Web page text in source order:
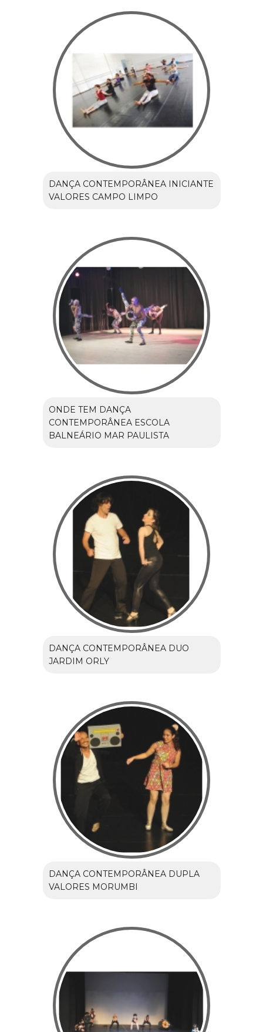
DANÇA CONTEMPORÂNEA INICIANTE
VALORES CAMPO LIMPO
ONDE TEM DANÇA
CONTEMPORÂNEA ESCOLA
BALNEÁRIO MAR PAULISTA
DANÇA CONTEMPORÂNEA DUO
JARDIM ORLY
DANÇA CONTEMPORÂNEA DUPLA
VALORES MORUMBI